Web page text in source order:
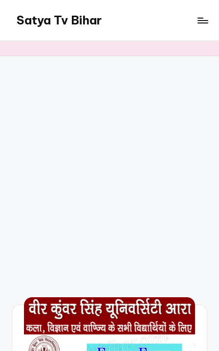
Satya Tv Bihar